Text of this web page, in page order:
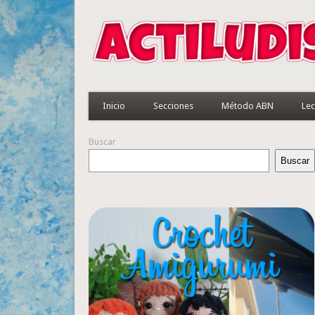
Inicio Secciones Método ABN
Buscar
Buscar